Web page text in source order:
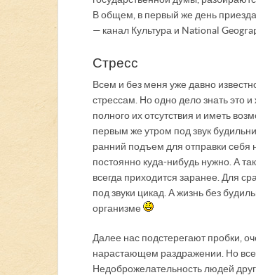
В общем, в первый же день
— канал Культура и National
Стресс
Всем и без меня уже давно
стрессам. Но одно дело знать это
полного их отсутствия и иметь
первым же утром под звук
ранний подъем для отправки себя
постоянно куда-нибудь нужно. А
всегда приходится заранее. Для
под звуки цикад. А жизнь без
организме
Далее нас подстерегают пробки,
нарастающем раздражении. Но все
Недоброжелательность людей